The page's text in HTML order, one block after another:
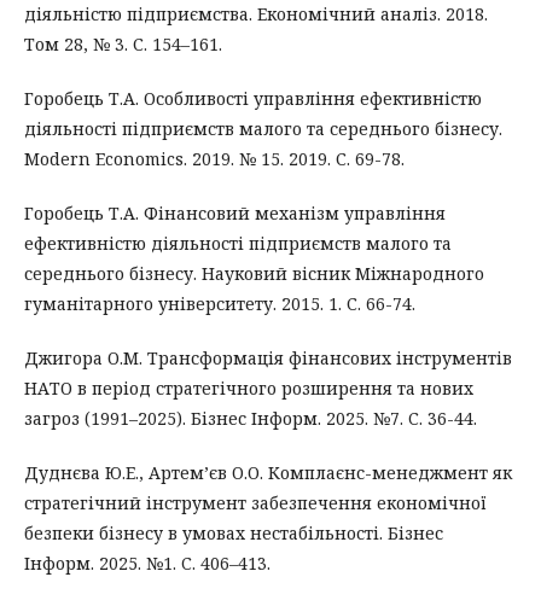
діяльністю підприємства. Економічний аналіз. 2018.
Том 28, № 3. С. 154–161.
Горобець Т.А. Особливості управління ефективністю
діяльності підприємств малого та середнього бізнесу.
Modern Economics. 2019. № 15. 2019. С. 69-78.
Горобець Т.А. Фінансовий механізм управління
ефективністю діяльності підприємств малого та
середнього бізнесу. Науковий вісник Міжнародного
гуманітарного університету. 2015. 1. С. 66-74.
Джигора О.М. Трансформація фінансових інструментів
НАТО в період стратегічного розширення та нових
загроз (1991–2025). Бізнес Інформ. 2025. №7. C. 36-44.
Дуднєва Ю.Е., Артем’єв О.О. Комплаєнс-менеджмент як
стратегічний інструмент забезпечення економічної
безпеки бізнесу в умовах нестабільності. Бізнес
Інформ. 2025. №1. C. 406–413.